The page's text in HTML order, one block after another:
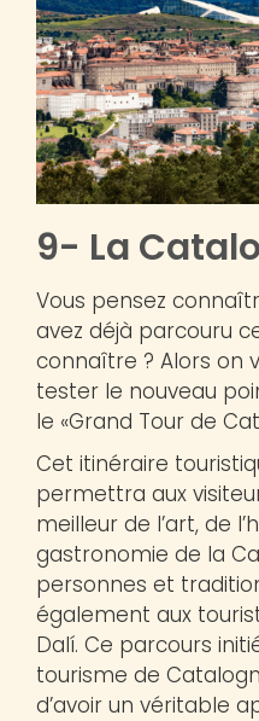
9- La
Vous pensez
avez déjà parcouru
connaître ? Alors on
tester le nouveau
le «Grand Tour de
Cet itinéraire
permettra aux
meilleur de l’art, de
gastronomie de la
personnes et
également aux
Dalí. Ce parcours
tourisme de
d’avoir un véritable